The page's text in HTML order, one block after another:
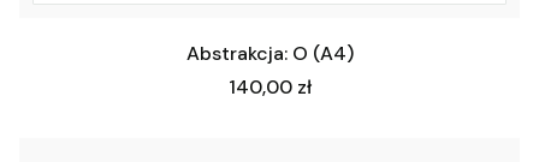
Abstrakcja: O (A4)
Cena
140,00 zł